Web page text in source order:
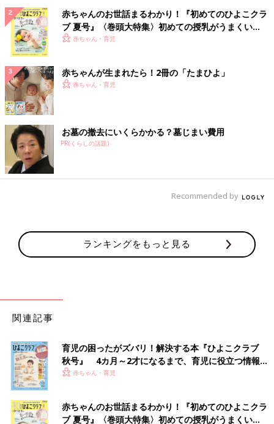
ワクチンの種類は大きく「生ワクチン」「不活化ワクチン」に分
かれ、この種類と接種方法によって、次の予防接種までの間隔が
違います。
「『生ワクチン』とは、生きた病原体の病原性を極力弱めて作っ
たワクチンで、『不活化ワクチン』とは、病原体を殺して作った
ワクチンのことです。
覚えておきたいのは、注射の生ワクチンを接種したあと、次に注
射の生ワクチンを接種する場合は27日以上空ける必要があるとい
けるには、同時接種が有効
同時接種とは2種類以上のワクチンを、1回の通院で接種すること
赤ちゃんのお世話まるわかり！『初めてのひよこクラ
ブ 夏号』〈巻頭大特集〉初めての授乳がうまくい
く！ おっぱい・ミルクの基本と夏のトラブル 解決テ
赤ちゃん・育児
赤ちゃんが生まれたら！2冊の「たまひよ」
赤ちゃん・育児
お墓の撤去にいくらかかる？墓じまい費用
PR(くらしの話題)
Recommended by
ランキングをもっと見る
関連記事
育児の困ったがズバリ！解決する本『ひよこクラブ
秋号』 4カ月～2才になるまで、育児に役立つ情報が
いっぱい！
赤ちゃん・育児
赤ちゃんのお世話まるわかり！『初めてのひよこクラ
ブ 夏号』〈巻頭大特集〉初めての授乳がうまくい